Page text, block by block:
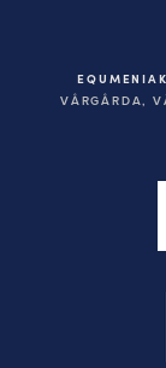
VÅRGÅRDA,